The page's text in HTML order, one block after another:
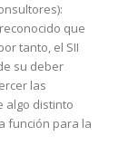
que
tanto, el SII
su deber
las
algo distinto
función para la